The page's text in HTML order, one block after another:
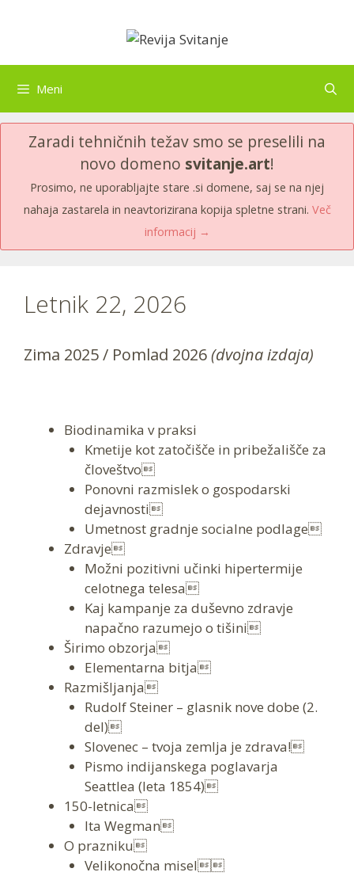
Meni
Zaradi tehničnih težav smo se preselili na
novo domeno svitanje.art!
Prosimo, ne uporabljajte stare .si domene, saj se na njej
nahaja zastarela in neavtorizirana kopija spletne strani. Več
informacij →
Letnik 22, 2026
Zima 2025 / Pomlad 2026(dvojna izdaja)
Biodinamika v praksi
Kmetije kot zatočišče in pribežališče za
človeštvo
Ponovni razmislek o gospodarski
dejavnosti
Umetnost gradnje socialne podlage
Zdravje
Možni pozitivni učinki hipertermije
celotnega telesa
Kaj kampanje za duševno zdravje
napačno razumejo o tišini
Širimo obzorja
Elementarna bitja
Razmišljanja
Rudolf Steiner – glasnik nove dobe (2.
del)
Slovenec – tvoja zemlja je zdrava!
Pismo indijanskega poglavarja
Seattlea (leta 1854)
150-letnica
Ita Wegman
O prazniku
Velikonočna misel